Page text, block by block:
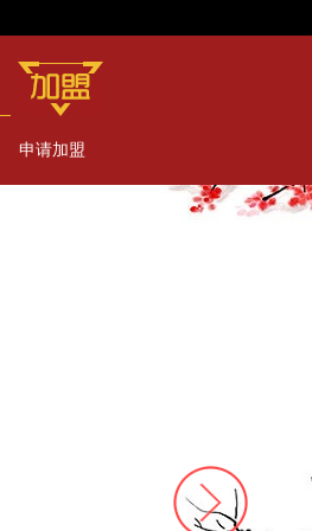
申请加盟